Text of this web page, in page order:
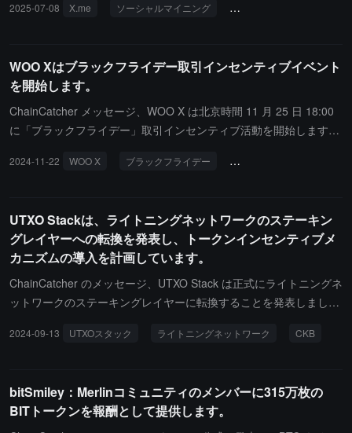
DRIP 第1四半期は、収益型 ETH とステーブルコインに対するレバ
ETH とステーブルコインの担保を借りることで ARB 報酬を得るこ
とができます。DRIP は四つの四半期にわたり、総予算は 8000 万
ARB トークンです。
2025-07-08 X.me ソーシャルマイニング ユーザーフロー
WOO Xはブラックフライデー取引インセンティブイベント
を開始します。
ChainCatcher メッセージ、WOO X は北京時間 11 月 25 日 18:00
に「ブラックフライデー」取引インセンティブ活動を開始します。
5000 USDT を活動報酬として配布します。
2024-11-22 WOO X ブラックフライデー トークンインセンティブ
UTXO Stackは、ライトニングネットワークのステーキン
グレイヤーへの転換を発表し、トークンインセンティブメ
カニズムの導入を計画しています。
ChainCatcher のメッセージ、UTXO Stack は正式にライトニングネ
ットワークのステーキングレイヤーに転換することを発表しまし
ワークにより良い流動性とより良い収益モデルを提供します。同時
を強化する計画です。この転換は流動性インセンティブを提供する
ことで、ライトニングネットワークを一般に普及させ、よりスケー
2024-09-13 UTXOスタック ライトニングネットワーク CKB
bitSmiley：Merlinコミュニティのメンバーに315万枚の
BITトークンを報酬として提供します。